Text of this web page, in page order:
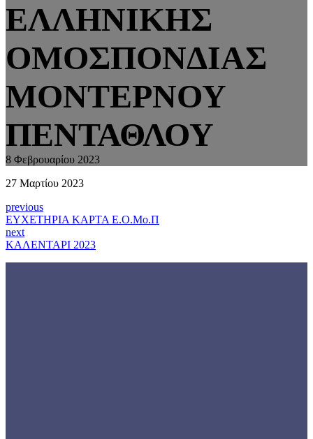
ΕΛΛΗΝΙΚΗΣ
ΟΜΟΣΠΟΝΔΙΑΣ
ΜΟΝΤΕΡΝΟΥ
ΠΕΝΤΑΘΛΟΥ
8 Φεβρουαρίου 2023
27 Μαρτίου 2023
previous
ΕΥΧΕΤΗΡΙΑ ΚΑΡΤΑ Ε.Ο.Μο.Π
next
ΚΑΛΕΝΤΑΡΙ 2023